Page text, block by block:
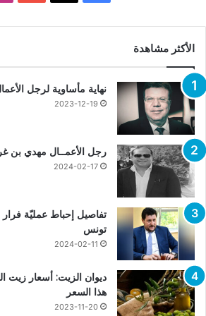
الأكثر مشاهدة
نهاية مأساوية لرجل
2023-12-19
رجل الأعمــال مهدي بن
2024-02-17
تفاصيل إحباط عمليّة فرار
تونس
2024-02-11
ديوان الزيت: أسعار زيت
هذا السعر
2023-11-20